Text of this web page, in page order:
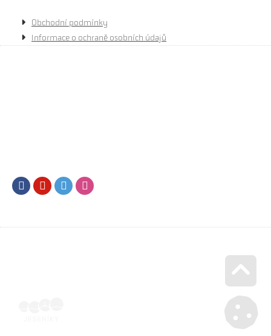
Obchodní podmínky
Informace o ochraně osobních údajů
FacebookYoutubeTwitter
Go